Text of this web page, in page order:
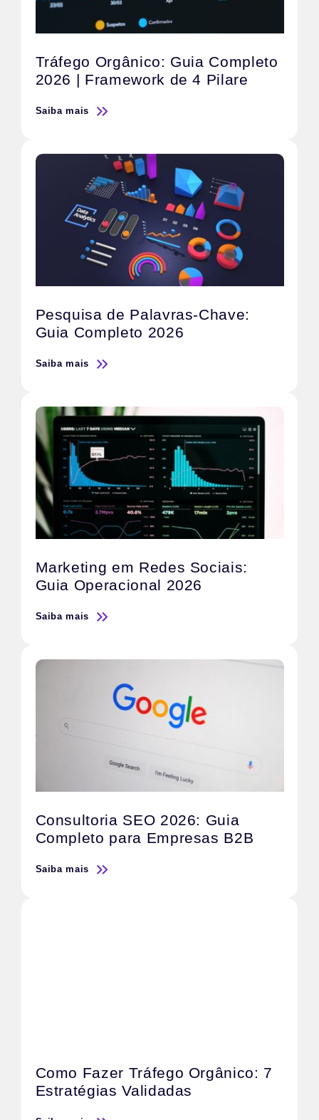
Tráfego Orgânico: Guia Completo
2026 | Framework de 4 Pilare
Saiba mais
Pesquisa de Palavras-Chave:
Guia Completo 2026
Saiba mais
Marketing em Redes Sociais:
Guia Operacional 2026
Saiba mais
Consultoria SEO 2026: Guia
Completo para Empresas B2B
Saiba mais
Como Fazer Tráfego Orgânico: 7
Estratégias Validadas